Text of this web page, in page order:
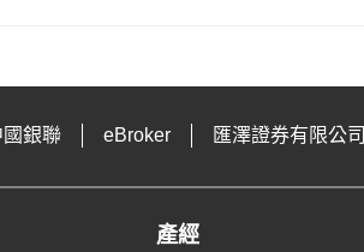
國銀聯 eBroker 匯澤證券有限公司
產經